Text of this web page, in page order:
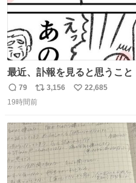
最近、訃報を見ると思うこと
返
信
79
リ
ポ
ト
数
3,156
い
数
22,685
19時間前